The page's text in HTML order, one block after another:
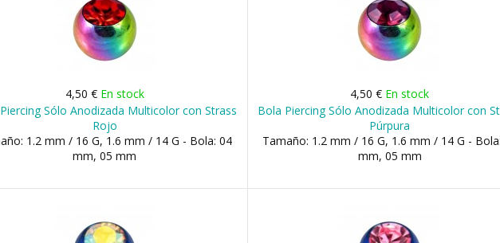
4,50 € En stock
Sólo Anodizada Multicolor con Strass
Rojo
1.2 mm / 16 G, 1.6 mm / 14 G - Bola: 04
mm, 05 mm
4,50 € En stock
Bola Piercing Sólo Anodizada Multicolor con
Púrpura
Tamaño: 1.2 mm / 16 G, 1.6 mm / 14 G -
mm, 05 mm